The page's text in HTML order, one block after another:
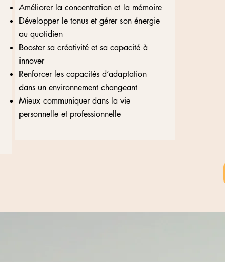
Améliorer la concentration et la mémoire
Développer le tonus et gérer son énergie
au quotidien
Booster sa créativité et sa capacité à
innover
Renforcer les capacités d’adaptation
dans un environnement changeant
Mieux communiquer dans la vie
personnelle et professionnelle